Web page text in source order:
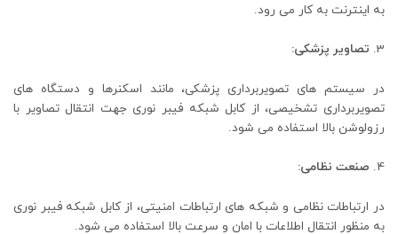
به اینترنت به کار می‌ رود.
تصاویر پزشکی:
در سیستم‌ های تصویربرداری پزشکی، مانند اسکنرها و دستگاه ‌های
تصویربرداری تشخیصی، از کابل شبکه فیبر نوری جهت انتقال تصاویر با
رزولوشن بالا استفاده می ‌شود.
صنعت نظامی:
در ارتباطات نظامی و شبکه ‌های ارتباطات امنیتی، از کابل شبکه فیبر نوری
به منظور انتقال اطلاعات با امان و سرعت بالا استفاده می ‌شود.